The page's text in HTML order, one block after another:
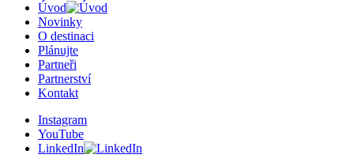
Úvod
Novinky
O destinaci
Plánujte
Partneři
Partnerství
Kontakt
Instagram
YouTube
LinkedIn